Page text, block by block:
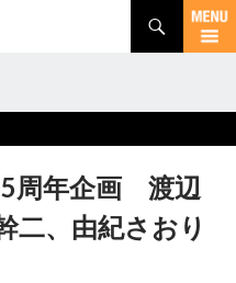
周年企画 渡辺
二、由紀さおり